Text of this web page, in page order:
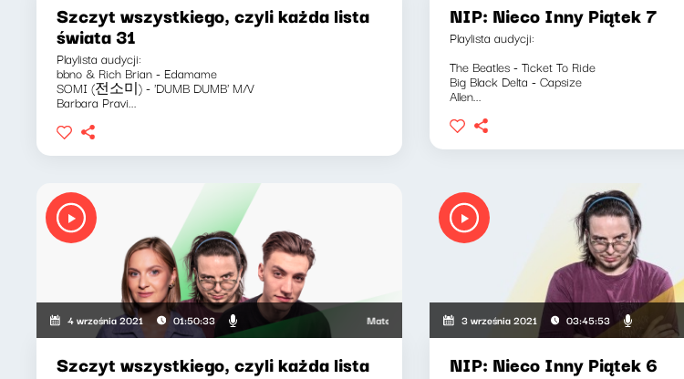
Szczyt wszystkiego, czyli każda lista
świata 31
Playlista audycji:
bbno & Rich Brian - Edamame
SOMI (전소미) - 'DUMB DUMB' M/V
Barbara Pravi...
NIP: Nieco Inny Piątek 7
Playlista audycji:
The Beatles - Ticket To Ride
Big Black Delta - Capsize
Allen...
4 września 2021 01:50:33 Mateusz Andruszkiewicz, Marcin Mann, Maciej Jankowski
Szczyt wszystkiego, czyli każda lista
3 września 2021 03:45:53
NIP: Nieco Inny Piątek 6